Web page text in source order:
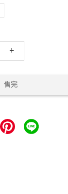
+
售完